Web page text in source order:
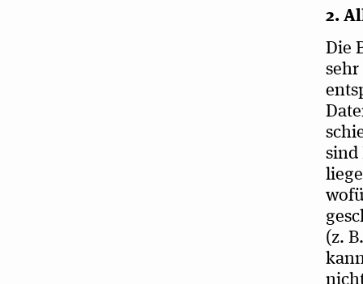
2.
Die
sind
(z.